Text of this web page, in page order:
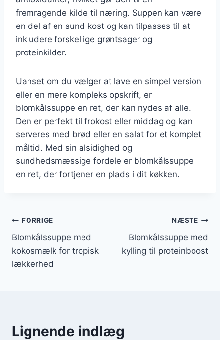
fremragende kilde til næring. Suppen kan være
en del af en sund kost og kan tilpasses til at
inkludere forskellige grøntsager og
proteinkilder.
Uanset om du vælger at lave en simpel version
eller en mere kompleks opskrift, er
blomkålssuppe en ret, der kan nydes af alle.
Den er perfekt til frokost eller middag og kan
serveres med brød eller en salat for et komplet
måltid. Med sin alsidighed og
sundhedsmæssige fordele er blomkålssuppe
en ret, der fortjener en plads i dit køkken.
Indlægsnavigation
FORRIGE
Blomkålssuppe med
kokosmælk for tropisk
lækkerhed
NÆSTE
Blomkålssuppe med
kylling til proteinboost
Lignende indlæg